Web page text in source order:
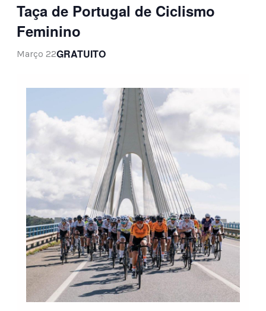
Taça de Portugal de Ciclismo
Feminino
Março 22GRATUITO